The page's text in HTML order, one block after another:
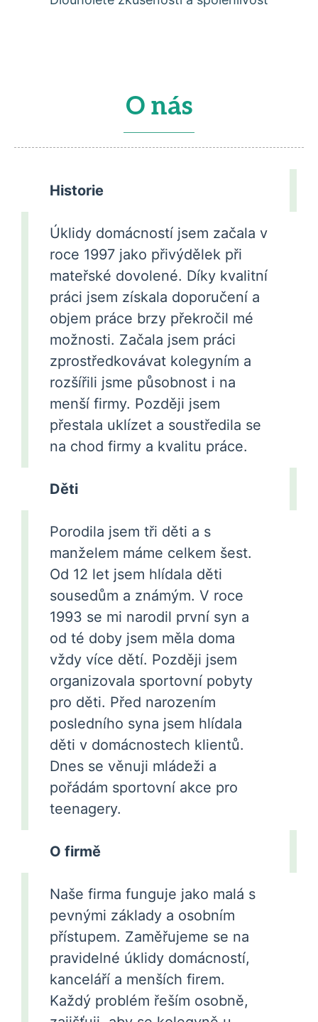
O nás
Historie
Úklidy domácností jsem začala v
roce 1997 jako přivýdělek při
mateřské dovolené. Díky kvalitní
práci jsem získala doporučení a
objem práce brzy překročil mé
možnosti. Začala jsem práci
zprostředkovávat kolegyním a
rozšířili jsme působnost i na
menší firmy. Později jsem
přestala uklízet a soustředila se
na chod firmy a kvalitu práce.
Děti
Porodila jsem tři děti a s
manželem máme celkem šest.
Od 12 let jsem hlídala děti
sousedům a známým. V roce
1993 se mi narodil první syn a
od té doby jsem měla doma
vždy více dětí. Později jsem
organizovala sportovní pobyty
pro děti. Před narozením
posledního syna jsem hlídala
děti v domácnostech klientů.
Dnes se věnuji mládeži a
pořádám sportovní akce pro
teenagery.
O firmě
Naše firma funguje jako malá s
pevnými základy a osobním
přístupem. Zaměřujeme se na
pravidelné úklidy domácností,
kanceláří a menších firem.
Každý problém řeším osobně,